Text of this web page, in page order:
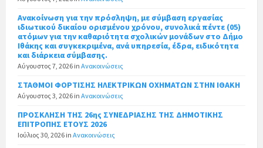
Ανακοίνωση για την πρόσληψη, με σύμβαση εργασίας
ιδιωτικού δικαίου ορισμένου χρόνου, συνολικά πέντε (05)
ατόμων για την καθαριότητα σχολικών μονάδων στο Δήμο
Ιθάκης και συγκεκριμένα, ανά υπηρεσία, έδρα, ειδικότητα
και διάρκεια σύμβασης.
Αύγουστος 7, 2026 in Ανακοινώσεις
ΣΤΑΘΜΟΙ ΦΟΡΤΙΣΗΣ ΗΛΕΚΤΡΙΚΩΝ ΟΧΗΜΑΤΩΝ ΣΤΗΝ ΙΘΑΚΗ
Αύγουστος 3, 2026 in Ανακοινώσεις
ΠΡΟΣΚΛΗΣΗ ΤΗΣ 26ης ΣΥΝΕΔΡΙΑΣΗΣ ΤΗΣ ΔΗΜΟΤΙΚΗΣ
ΕΠΙΤΡΟΠΗΣ ΕΤΟΥΣ 2026
Ιούλιος 30, 2026 in Ανακοινώσεις